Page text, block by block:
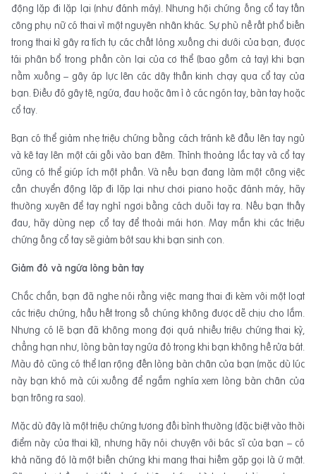
động lặp đi lặp lại (như đánh máy). Nhưng hội chứng ống cổ tay tấn
công phụ nữ có thai vì một nguyên nhân khác. Sự phù nề rất phổ biến
trong thai kì gây ra tích tụ các chất lỏng xuống chi dưới của bạn, được
tái phân bổ trong phần còn lại của cơ thể (bao gồm cả tay) khi bạn
nằm xuống – gây áp lực lên các dây thần kinh chạy qua cổ tay của
bạn. Điều đó gây tê, ngứa, đau hoặc âm ỉ ở các ngón tay, bàn tay hoặc
cổ tay.
Bạn có thể giảm nhẹ triệu chứng bằng cách tránh kê đầu lên tay ngủ
và kê tay lên một cái gối vào ban đêm. Thỉnh thoảng lắc tay và cổ tay
cũng có thể giúp ích một phần. Và nếu bạn đang làm một công việc
cần chuyển động lặp đi lặp lại như chơi piano hoặc đánh máy, hãy
thường xuyên để tay nghỉ ngơi bằng cách duỗi tay ra. Nếu bạn thấy
đau, hãy dùng nẹp cổ tay để thoải mái hơn. May mắn khi các triệu
chứng ống cổ tay sẽ giảm bớt sau khi bạn sinh con.
Giảm đỏ và ngứa lòng bàn tay
Chắc chắn, bạn đã nghe nói rằng việc mang thai đi kèm với một loạt
các triệu chứng, hầu hết trong số chúng không được dễ chịu cho lắm.
Nhưng có lẽ bạn đã không mong đợi quá nhiều triệu chứng thai kỳ,
chẳng hạn như, lòng bàn tay ngứa đỏ trong khi bạn không hề rửa bát.
Màu đỏ cũng có thể lan rộng đến lòng bàn chân của bạn (mặc dù lúc
này bạn khó mà cúi xuống để ngắm nghía xem lòng bàn chân của
bạn trông ra sao).
Mặc dù đây là một triệu chứng tương đối bình thường (đặc biệt vào thời
điểm này của thai kì), nhưng hãy nói chuyện với bác sĩ của bạn – có
khả năng đó là một biến chứng khi mang thai hiếm gặp gọi là ứ mật.